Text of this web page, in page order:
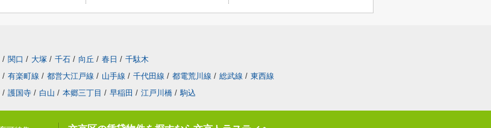
/ 関口 / 大塚 / 千石 / 向丘 / 春日 / 千駄木
/ 有楽町線 / 都営大江戸線 / 山手線 / 千代田線 / 都電荒川線 / 総武線 / 東西線
/ 護国寺 / 白山 / 本郷三丁目 / 早稲田 / 江戸川橋 / 駒込